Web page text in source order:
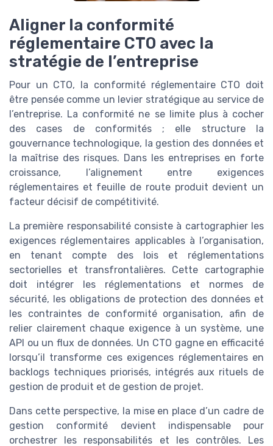
Aligner la conformité
réglementaire CTO avec la
stratégie de l’entreprise
Pour un CTO, la conformité réglementaire CTO doit
être pensée comme un levier stratégique au service de
l’entreprise. La conformité ne se limite plus à cocher
des cases de conformités ; elle structure la
gouvernance technologique, la gestion des données et
la maîtrise des risques. Dans les entreprises en forte
croissance, l’alignement entre exigences
réglementaires et feuille de route produit devient un
facteur décisif de compétitivité.
La première responsabilité consiste à cartographier les
exigences réglementaires applicables à l’organisation,
en tenant compte des lois et réglementations
sectorielles et transfrontalières. Cette cartographie
doit intégrer les réglementations et normes de
sécurité, les obligations de protection des données et
les contraintes de conformité organisation, afin de
relier clairement chaque exigence à un système, une
API ou un flux de données. Un CTO gagne en efficacité
lorsqu’il transforme ces exigences réglementaires en
backlogs techniques priorisés, intégrés aux rituels de
gestion de produit et de gestion de projet.
Dans cette perspective, la mise en place d’un cadre de
gestion conformité devient indispensable pour
orchestrer les responsabilités et les contrôles. Les